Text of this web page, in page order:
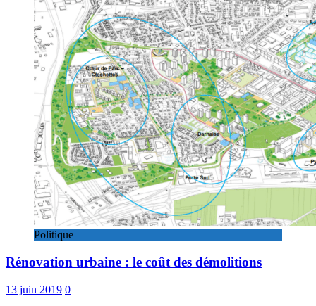
Politique
Rénovation urbaine : le coût des démolitions
13 juin 2019 0